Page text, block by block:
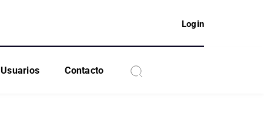
Login
Usuarios Contacto